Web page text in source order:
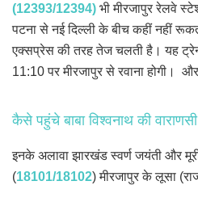
(12393/12394) भी मीरजापुर रेलवे
पटना से नई दिल्ली के बीच कहीं नहीं
एक्सप्रेस की तरह तेज चलती है। यह ट्रेन
11:10 पर मीरजापुर से रवाना होगी।
कैसे पहुंचे बाबा विश्वनाथ की वाराणसी
इनके अलावा झारखंड स्वर्ण जयंती और
(18101/18102) मीरजापुर के लूसा